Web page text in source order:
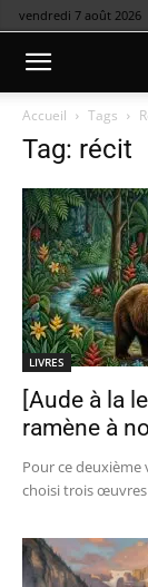
vendredi 7 août 2026
Accueil Tags
Tag: récit
LIVRES
[Aude à la
ramène à
Pour ce deuxième
choisi trois